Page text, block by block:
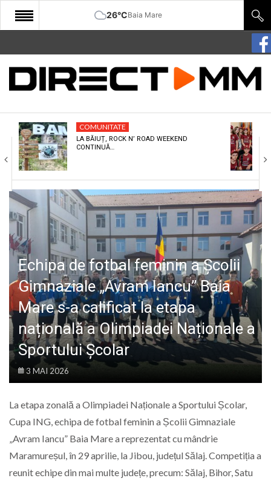
26°CBaia Mare
START
COMUNITATE
CULTURA
ECONOMIE
SANATATE
SPORT
SPECIAL
POLITIC
LIFE
COMUNITATE
LA BĂIUȚ, ROCK N’ ROAD WEEKEND
CONTINUĂ…
Echipa de fotbal feminin a Școlii
Gimnaziale „Avram Iancu” Baia
Mare s-a calificat la etapa
națională a Olimpiadei Naționale a
Sportului Școlar
3 MAI 2026
La etapa zonală a Olimpiadei Naționale a Sportului Școlar,
Cupa ING, echipa de fotbal feminin a Școlii Gimnaziale
„Avram Iancu” Baia Mare a reprezentat cu mândrie
Maramureșul, în 29 aprilie, la Jibou, județul Sălaj. Competiția a
reunit echipe din mai multe județe, precum: Sălaj, Bihor, Satu